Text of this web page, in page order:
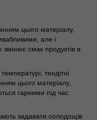
цього матеріалу,
але і
змінює смак продуктів в
тендітні
цього матеріалу,
гарними під час
задавати солодощів